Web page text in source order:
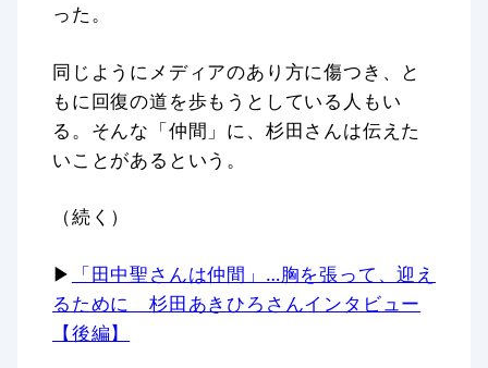
った。
同じようにメディアのあり方に傷つき、と
もに回復の道を歩もうとしている人もい
る。そんな「仲間」に、杉田さんは伝えた
いことがあるという。
（続く）
▶
「田中聖さんは仲間」…胸を張って、迎え
るために 杉田あきひろさんインタビュー
【後編】